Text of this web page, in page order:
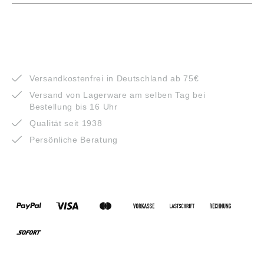
Versandkostenfrei in Deutschland ab 75€
Versand von Lagerware am selben Tag bei
Bestellung bis 16 Uhr
Qualität seit 1938
Persönliche Beratung